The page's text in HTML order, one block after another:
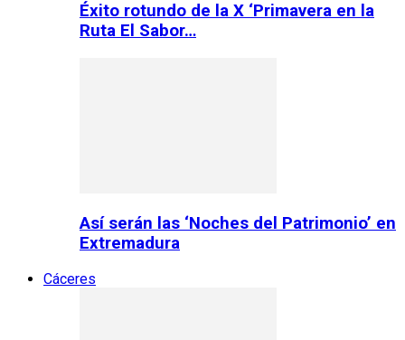
Éxito rotundo de la X ‘Primavera en la
Ruta El Sabor…
Así serán las ‘Noches del Patrimonio’ en
Extremadura
Cáceres